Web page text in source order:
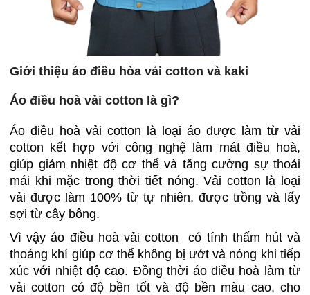
Giới thiệu áo điều hòa vải cotton và kaki
Áo điều hoà vải cotton là gì?
Áo điều hoà vải cotton là loại áo được làm từ vải
cotton kết hợp với công nghệ làm mát điều hoà,
giúp giảm nhiệt độ cơ thể và tăng cường sự thoải
mái khi mặc trong thời tiết nóng. Vải cotton là loại
vải được làm 100% từ tự nhiên, được trồng và lấy
sợi từ cây bông.
Vì vậy áo điều hoà vải cotton có tính thấm hút và
thoáng khí giúp cơ thể không bị ướt và nóng khi tiếp
xúc với nhiệt độ cao. Đồng thời áo điều hoà làm từ
vải cotton có độ bền tốt và độ bền màu cao, cho